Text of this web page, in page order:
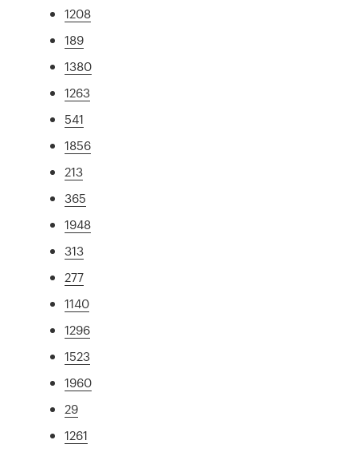
1208
189
1380
1263
541
1856
213
365
1948
313
277
1140
1296
1523
1960
29
1261